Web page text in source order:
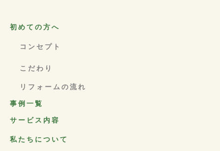
初めての方へ
コンセプト
こだわり
リフォームの流れ
事例一覧
サービス内容
私たちについて